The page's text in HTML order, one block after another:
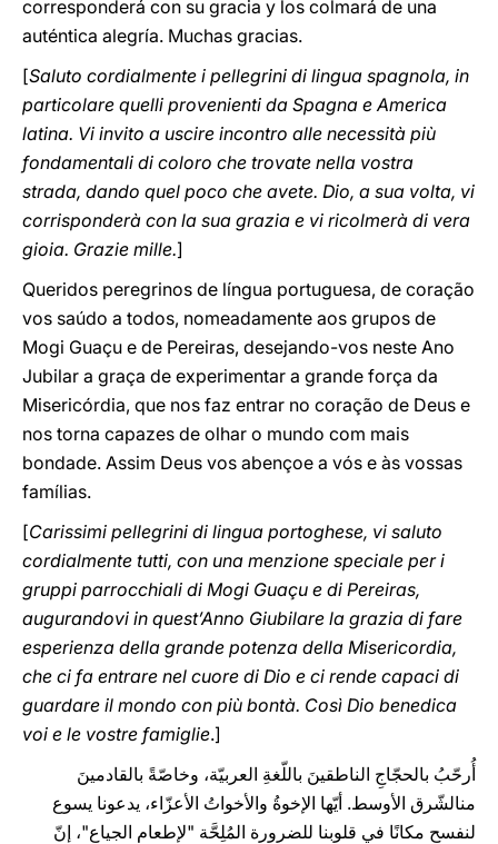
corresponderá con su gracia y los colmará de una
auténtica alegría. Muchas gracias.
[Saluto cordialmente i pellegrini di lingua spagnola, in
particolare quelli provenienti da Spagna e America
latina. Vi invito a uscire incontro alle necessità più
fondamentali di coloro che trovate nella vostra
strada, dando quel poco che avete. Dio, a sua volta, vi
corrisponderà con la sua grazia e vi ricolmerà di vera
gioia. Grazie mille.]
Queridos peregrinos de língua portuguesa, de coração
vos saúdo a todos, nomeadamente aos grupos de
Mogi Guaçu e de Pereiras, desejando-vos neste Ano
Jubilar a graça de experimentar a grande força da
Misericórdia, que nos faz entrar no coração de Deus e
nos torna capazes de olhar o mundo com mais
bondade. Assim Deus vos abençoe a vós e às vossas
famílias.
[Carissimi pellegrini di lingua portoghese, vi saluto
cordialmente tutti, con una menzione speciale per i
gruppi parrocchiali di Mogi Guaçu e di Pereiras,
augurandovi in quest’Anno Giubilare la grazia di fare
esperienza della grande potenza della Misericordia,
che ci fa entrare nel cuore di Dio e ci rende capaci di
guardare il mondo con più bontà. Così Dio benedica
voi e le vostre famiglie.]
أُرحّبُ بالحجّاجِ الناطقينَ باللّغةِ العربيّة، وخاصّةً بالقادمينَ
منالشّرق الأوسط. أيّها الإخوةُ والأخواتُ الأعزّاء، يدعونا يسوع
لنفسح مكانًا في قلوبنا للضرورة المُلِحَّة "لإطعام الجياع"، إنّ